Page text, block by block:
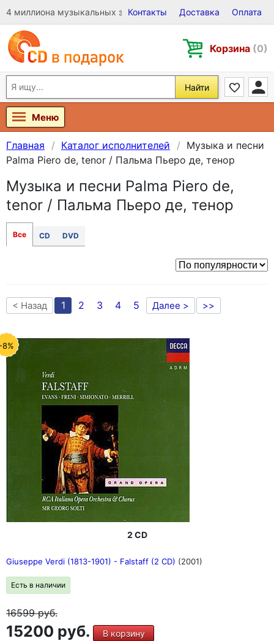
4 миллиона музыкальных записей на Виниле, CD и DVD
Контакты Доставка Оплата
Корзина (0)
Найти
Меню
Главная Каталог исполнителей
Музыка и песни
Palma Piero de, tenor / Пальма Пьеро де, тенор
Музыка и песни Palma Piero de,
tenor / Пальма Пьеро де, тенор
Все CD DVD
< Назад 1 2 3 4 5 Далее > >>
8%
2 CD
Giuseppe Verdi (1813-1901) - Falstaff (2 CD) (2001)
Есть в наличии
16599руб.
15200 руб. В корзину